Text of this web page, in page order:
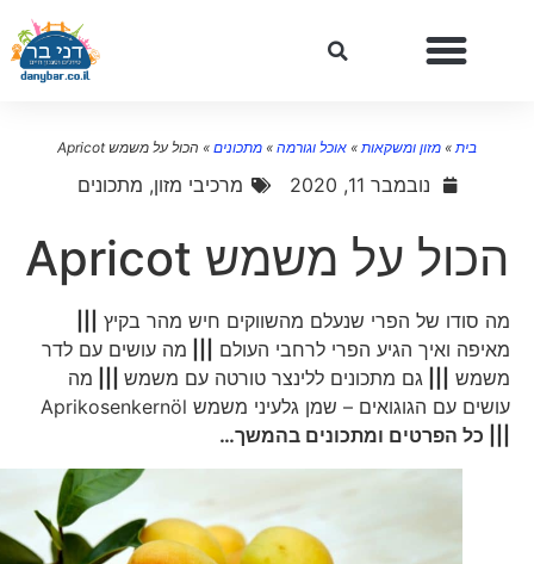
»מזון ומשקאות»אוכל וגורמה»מתכונים»הכול על משמש Apricot
נובמבר 11, 2020 מרכיבי מזון,מתכונים
הכול על משמש Apricot
מה סודו של הפרי שנעלם מהשווקים חיש מהר בקיץ|||
מאיפה ואיך הגיע הפרי לרחבי העולם|||
מה עושים עם לדר
משמש||| גם מתכונים ללינצר טורטה עם משמש|||
עושים עם הגוגואים – שמן גלעיני משמש Aprikosenkernöl
||| כל הפרטים ומתכונים בהמשך…